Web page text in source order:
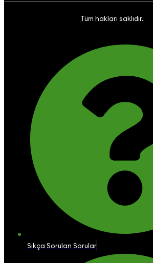
Tüm hakları saklıdır.
Sıkça Sorulan Sorular